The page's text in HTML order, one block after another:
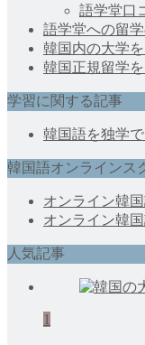
語学堂口
語学堂への留
韓国内の大学
韓国正規留学
学習に関する記事
韓国語を独学
韓国語オンラインス
オンライン韓
オンライン韓
人気記事
1